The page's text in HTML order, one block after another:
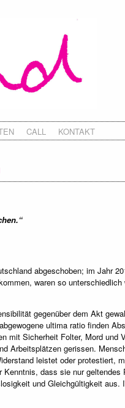
CALL KONTAKT
abgeschoben; im Jahr
waren so
gegenüber dem Akt
ultima ratio finden
mit Sicherheit Folter, Mord und
Arbeitsplätzen gerissen.
leistet oder protestiert,
dass sie nur
und Gleichgültigkeit